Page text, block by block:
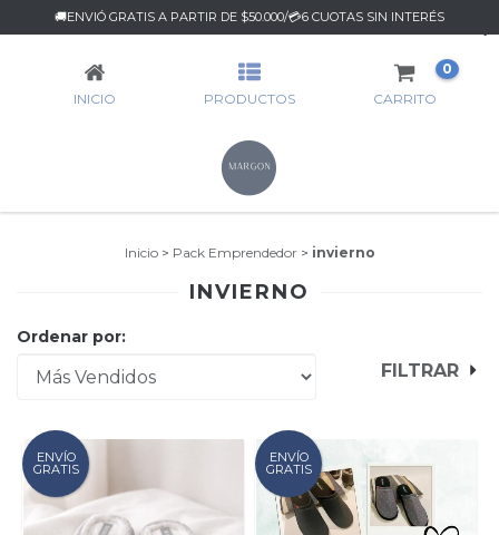
🚚ENVIÓ GRATIS A PARTIR DE $50.000/💳6 CUOTAS SIN INTERÉS
INVIERNO
INICIO PRODUCTOS CARRITO
0
Inicio > Pack Emprendedor > invierno
INVIERNO
Ordenar por:
FILTRAR
ENVÍO
GRATIS
ENVÍO
GRATIS